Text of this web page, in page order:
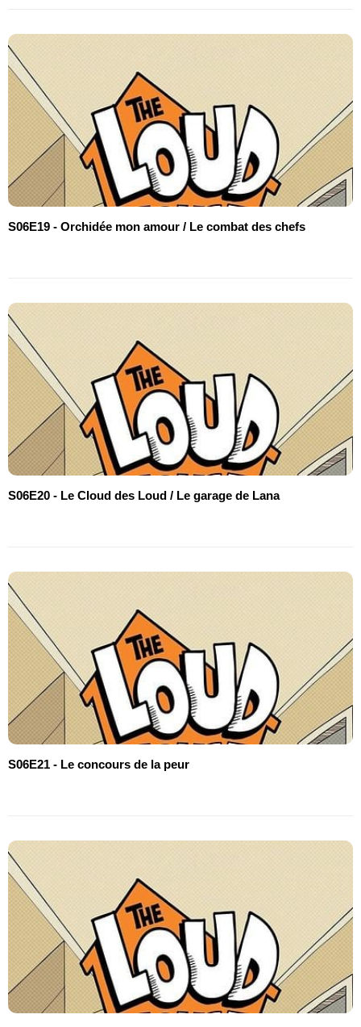
S06E19 - Orchidée mon amour / Le combat des chefs
S06E20 - Le Cloud des Loud / Le garage de Lana
S06E21 - Le concours de la peur